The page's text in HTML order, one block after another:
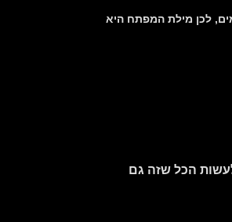
לכן מילת המפתח היא
הכל שזה גם